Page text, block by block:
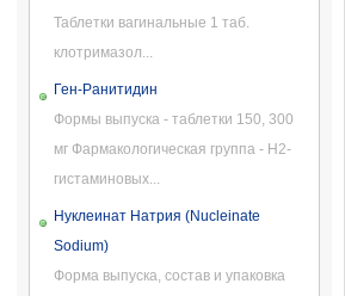
Таблетки вагинальные 1 таб.
клотримазол...
Ген-Ранитидин
Формы выпуска - таблетки 150, 300
мг Фармакологическая группа - H2-
гистаминовых...
Нуклеинат Натрия (Nucleinate
Sodium)
Форма выпуска, состав и упаковка